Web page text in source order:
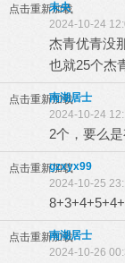
点击重新加载
未央
2024-10-24
杰青优青没
也就25个杰
点击重新加载
南湖居士
2024-10-24
2个，要么
点击重新加载
gzxyx99
2024-10-25
点击重新加载
南湖居士
2024-10-26